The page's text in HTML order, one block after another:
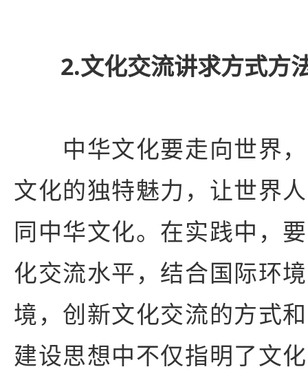
2.文化交流讲求方式方
中华文化要走向世界，
文化的独特魅力，让世界
同中华文化。在实践中，
化交流水平，结合国际环
境，创新文化交流的方式
建设思想中不仅指明了文